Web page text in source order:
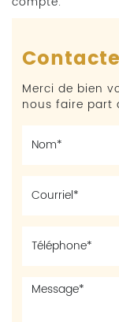
Merci de bien
nous faire part